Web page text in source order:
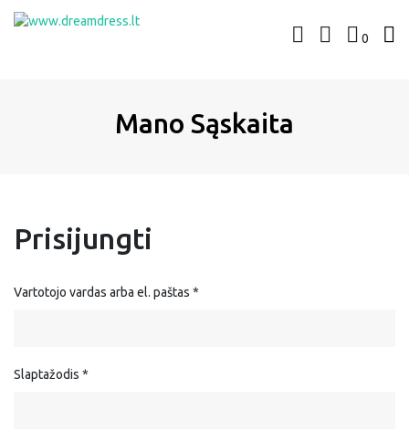
0
Mano Sąskaita
Prisijungti
Vartotojo vardas arba el. paštas *
Slaptažodis *